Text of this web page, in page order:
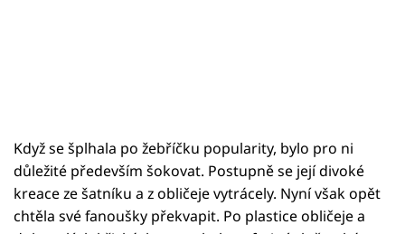
Když se šplhala po žebříčku popularity, bylo pro ni
důležité především šokovat. Postupně se její divoké
kreace ze šatníku a z obličeje vytrácely. Nyní však opět
chtěla své fanoušky překvapit. Po plastice obličeje a